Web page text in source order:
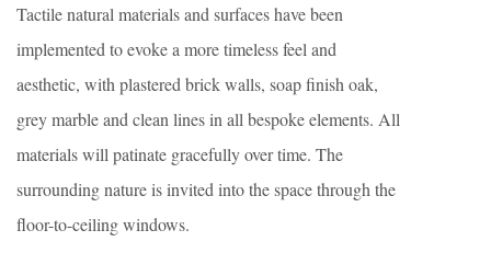
Tactile natural materials and surfaces have been
implemented to evoke a more timeless feel and
aesthetic, with plastered brick walls, soap finish oak,
grey marble and clean lines in all bespoke elements. All
materials will patinate gracefully over time. The
surrounding nature is invited into the space through the
floor-to-ceiling windows.